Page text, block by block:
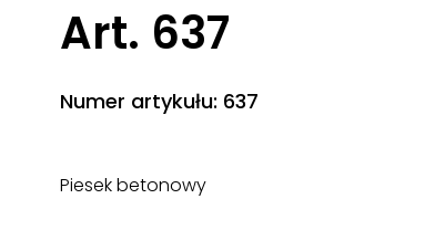
Art. 637
Numer artykułu: 637
Piesek betonowy